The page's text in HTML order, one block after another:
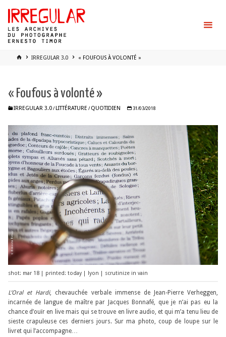
content
HOMEIRREGULAR 3.0 « FOUFOUS À VOLONTÉ »
« Foufous à volonté »
IRREGULAR 3.0 / LITTÉRATURE / QUOTIDIEN 31/03/2018
shot: mar 18 | printed: today | lyon | scrutinize in vain
L’Oral et Hardi, chevauchée verbale immense de Jean-Pierre Verheggen,
incarnée de langue de maître par Jacques Bonnafé, que je n’ai pas eu la
chance d’ouïr en live mais qui se trouve en livre audio, et qui m’a tenu lieu de
sieste crapuleuse ces derniers jours. Sur ma photo, coup de loupe sur le
livret qui l’accompagne…